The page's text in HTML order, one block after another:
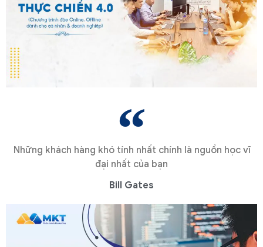
Những khách hàng khó tính nhất chính là nguồn học vĩ
đại nhất của bạn
Bill Gates